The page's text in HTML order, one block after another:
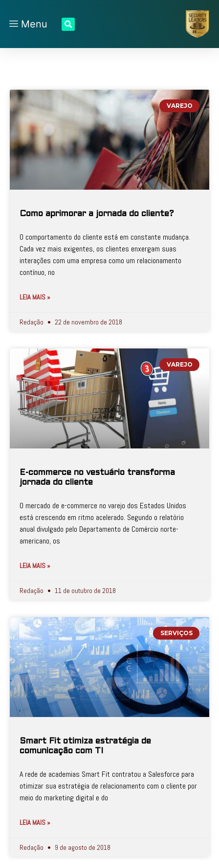
Menu
VAREJO
Como aprimorar a jornada do cliente?
O comportamento do cliente está em constante mudança.
Cada vez mais exigentes, os clientes enxergam suas
interações com uma empresa como um relacionamento
contínuo, no
LEIA MAIS »
Redação 22 de novembro de 2018
VAREJO
E-commerce no vestuário transforma
jornada do cliente
O mercado de e-commerce no varejo dos Estados Unidos
está crescendo em ritmo acelerado. Segundo o relatório
anual divulgado pelo Departamento de Comércio norte-
americano, os
LEIA MAIS »
Redação 11 de outubro de 2018
SERVIÇOS
Smart Fit otimiza estratégia de
comunicação com TI
A rede de academias Smart Fit contratou a Salesforce para
otimizar sua estratégia de relacionamento com o cliente por
meio do marketing digital e do
LEIA MAIS »
Redação 9 de agosto de 2018